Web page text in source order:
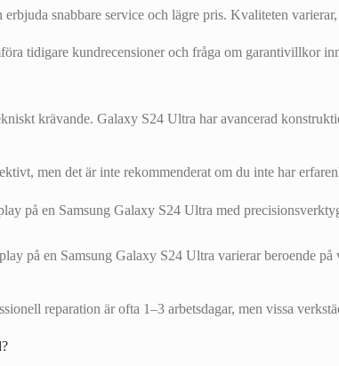
erbjuda snabbare service och lägre pris. Kvaliteten
tidigare kundrecensioner och fråga om garantivillkor
krävande. Galaxy S24 Ultra har avancerad
men det är inte rekommenderat om du inte har
på en Samsung Galaxy S24 Ultra varierar beroende
reparation är ofta 1–3 arbetsdagar, men vissa